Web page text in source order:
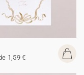
1,59 €